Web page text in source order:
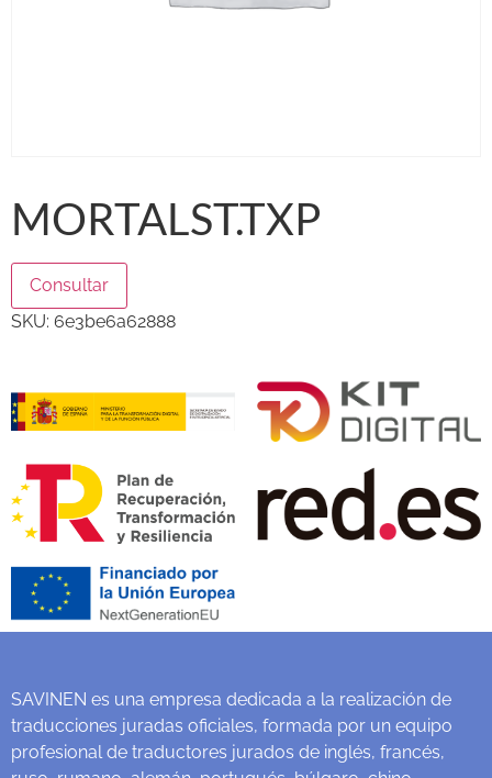
MORTALST.TXP
Consultar
SKU: 6e3be6a62888
SAVINEN es una empresa dedicada a la realización de
traducciones juradas oficiales, formada por un equipo
profesional de traductores jurados de inglés, francés,